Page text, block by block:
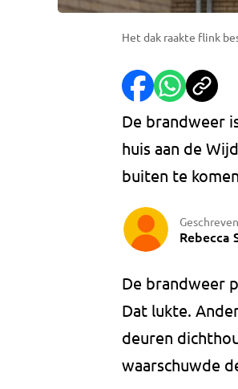
Het dak raakte flink
De brandweer
huis aan de
buiten te
Rebecca
De brandweer
Dat lukte.
deuren
waarschuwde